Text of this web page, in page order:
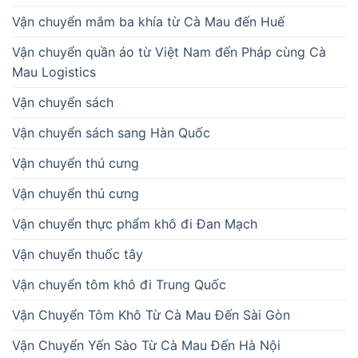
Vận chuyển mắm ba khía từ Cà Mau đến Huế
Vận chuyển quần áo từ Việt Nam đến Pháp cùng Cà
Mau Logistics
Vận chuyển sách
Vận chuyển sách sang Hàn Quốc
Vận chuyển thú cưng
Vận chuyển thú cưng
Vận chuyển thực phẩm khô đi Đan Mạch
Vận chuyển thuốc tây
Vận chuyển tôm khô đi Trung Quốc
Vận Chuyển Tôm Khô Từ Cà Mau Đến Sài Gòn
Vận Chuyển Yến Sào Từ Cà Mau Đến Hà Nội